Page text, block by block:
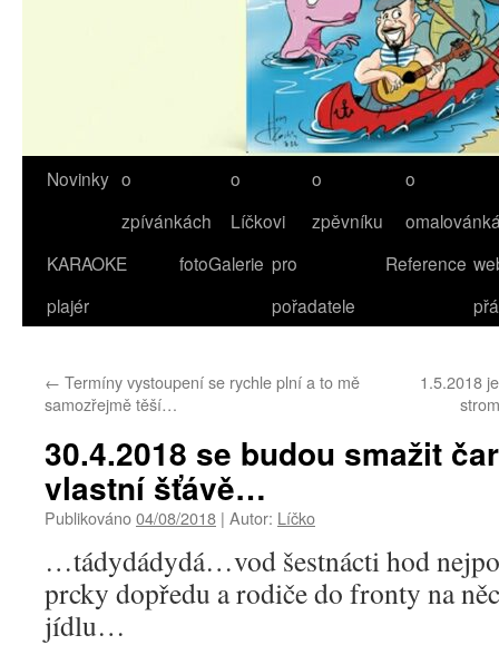
Přejít
obsahu
webu
Novinky o
zpívánkách
o
Líčkovi
o
zpěvníku
o
KARAOKE
plajér
fotoGalerie pro
pořadatele
Reference
← Termíny vystoupení se rychle plní a to mě
samozřejmě těší…
1.5.2018
30.4.2018 se budou smažit
vlastní šťávě…
Publikováno04/08/2018 | Autor: Líčko
…tádydádydá…vod šestnácti hod
prcky dopředu a rodiče do fronty na
jídlu…